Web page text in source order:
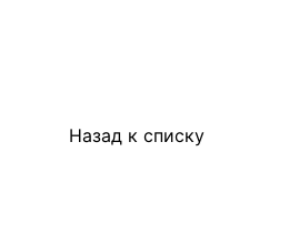
Назад к списку